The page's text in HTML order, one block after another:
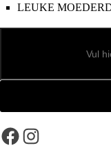
LEUKE
Zoeken
Facebook
Instagram